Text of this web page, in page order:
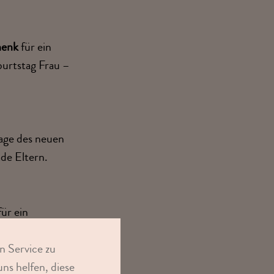
für ein
Frau –
des neuen
Eltern.
ein
Service zu
helfen, diese